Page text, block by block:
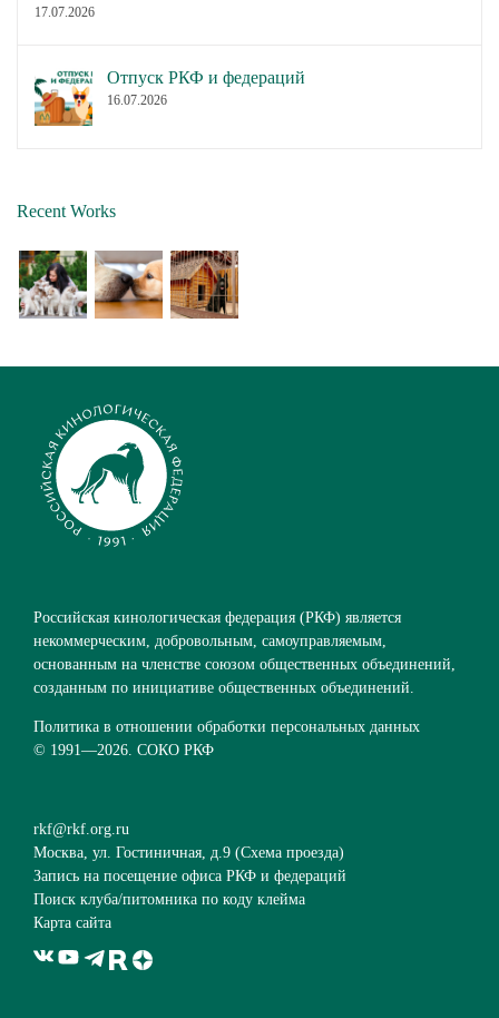
17.07.2026
Отпуск РКФ и федераций
16.07.2026
Recent Works
Российская кинологическая федерация (РКФ) является
некоммерческим, добровольным, самоуправляемым,
основанным на членстве союзом общественных объединений,
созданным по инициативе общественных объединений.
Политика в отношении обработки персональных данных
© 1991—2026. СОКО РКФ
rkf@rkf.org.ru
Москва, ул. Гостиничная, д.9 (Схема проезда)
Запись на посещение офиса РКФ и федераций
Поиск клуба/питомника по коду клейма
Карта сайта